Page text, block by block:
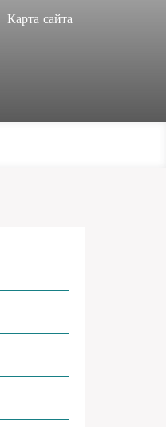
Карта сайта